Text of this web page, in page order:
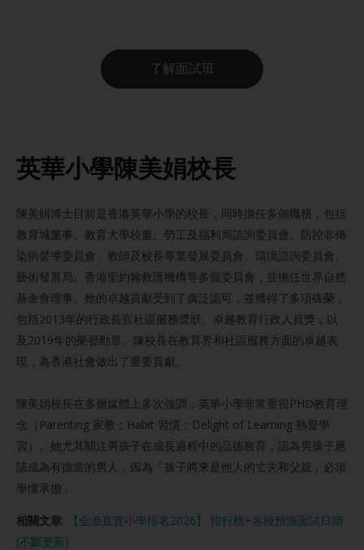
了解面試班
英華小學陳美娟校長
陳美娟博士目前是香港英華小學的校長，同時擔任多個職務，包括
教育城董事、教育大學校董、勞工及福利局諮詢委員會、防控非傳
染病督導委員會、教師及校長專業發展委員會、環境諮詢委員會、
藝術發展局、香港聖約翰救護機構等多個委員會，並擔任世界自然
基金會理事。她的卓越貢獻受到了廣泛認可，並獲得了多項殊榮，
包括2013年的行政長官社區服務獎狀、卓越教育行政人員獎，以
及2019年的榮譽勳章。陳校長在教育界和社區服務方面的卓越表
現，為香港社會做出了重要貢獻。
陳美娟校長在多個媒體上多次強調，英華小學非常重視PHD教育理
念（Parenting 家教；Habit 習慣；Delight of Learning 熱愛學
習）。她尤其關注男孩子在成長過程中的品德教育，認為男孩子應
該成為有擔當的男人，因為「孩子將來是他人的丈夫和父親，必須
學懂承擔」
相關文章:
【全港直資小學排名2026】 排行榜+各校預測面試日期
(不斷更新)